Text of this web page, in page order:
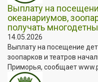
Выплату на
океанариумов,
получать
14.05.2026
Выплату на посещение
зоопарков и театров
Приморья, сообщает